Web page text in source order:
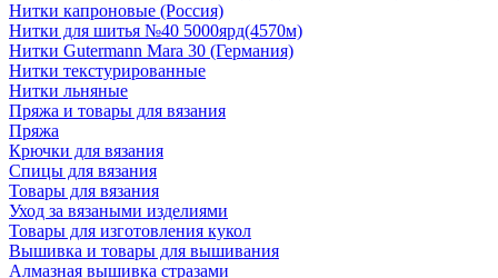
Нитки капроновые (Россия)
Нитки для шитья №40 5000ярд(4570м)
Нитки Gutermann Mara 30 (Германия)
Нитки текстурированные
Нитки льняные
Пряжа и товары для вязания
Пряжа
Крючки для вязания
Спицы для вязания
Товары для вязания
Уход за вязаными изделиями
Товары для изготовления кукол
Вышивка и товары для вышивания
Алмазная вышивка стразами